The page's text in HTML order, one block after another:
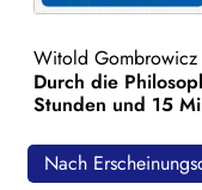
Witold Gombrowicz
Durch die
Stunden und 15
Nach